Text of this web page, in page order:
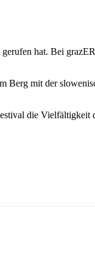
hat. Bei
Berg mit der
die Vielfältigkeit